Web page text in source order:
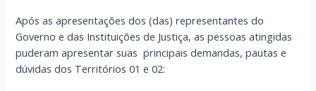
Após as apresentações dos (das) representantes do
Governo e das Instituições de Justiça, as pessoas atingidas
puderam apresentar suas principais demandas, pautas e
dúvidas dos Territórios 01 e 02: